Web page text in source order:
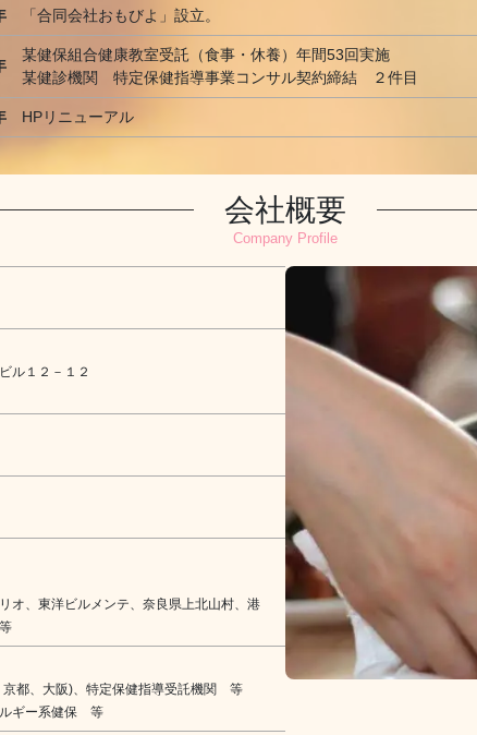
「合同会社おもびよ」設立。
某健保組合健康教室受託（食事・休養）年間53回実施
某健診機関 特定保健指導事業コンサル契約締結 ２件目
HPリニューアル
会社概要
Company Profile
ル１２－１２
オ、東洋ビルメンテ、奈良県上北山村、港
京都、大阪)、特定保健指導受託機関 等
ルギー系健保 等